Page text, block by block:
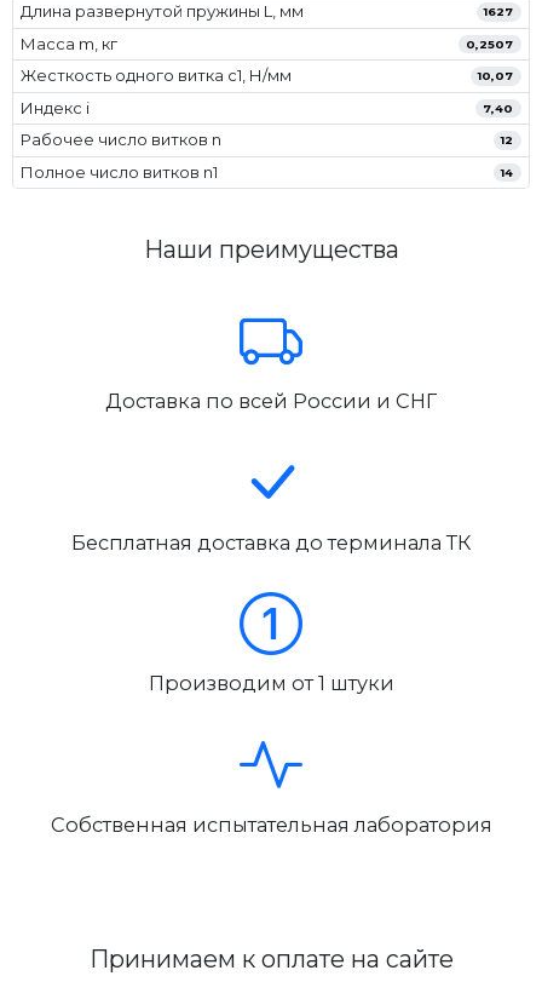
Длина развернутой пружины L, мм 1627
Масса m, кг 0,2507
Жесткость одного витка c1, Н/мм 10,07
Индекс i 7,40
Рабочее число витков n 12
Полное число витков n1 14
Наши преимущества
Доставка по всей России и СНГ
Бесплатная доставка до терминала ТК
Производим от 1 штуки
Собственная испытательная лаборатория
Принимаем к оплате на сайте